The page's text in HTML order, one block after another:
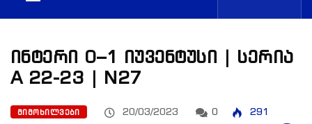
ინტერი 0–1 იუვენტუსი | სერია
A 22-23 | N27
ᲛᲘᲛᲝᲮᲘᲚᲕᲔᲑᲘ 20/03/2023 0
291